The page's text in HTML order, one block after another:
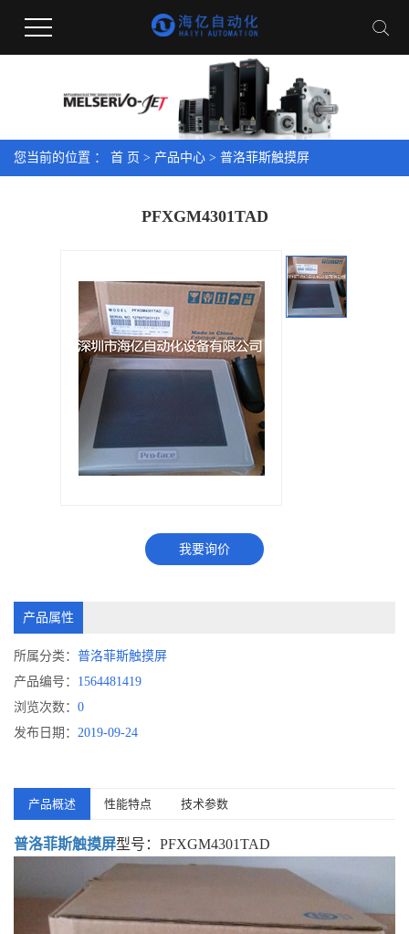
您当前的位置 ： 首 页 > 产品中心 > 普洛菲斯触摸屏
PFXGM4301TAD
我要询价
产品属性
所属分类： 普洛菲斯触摸屏
产品编号： 1564481419
浏览次数： 0
发布日期： 2019-09-24
产品概述 性能特点 技术参数
普洛菲斯触摸屏型号：PFXGM4301TAD